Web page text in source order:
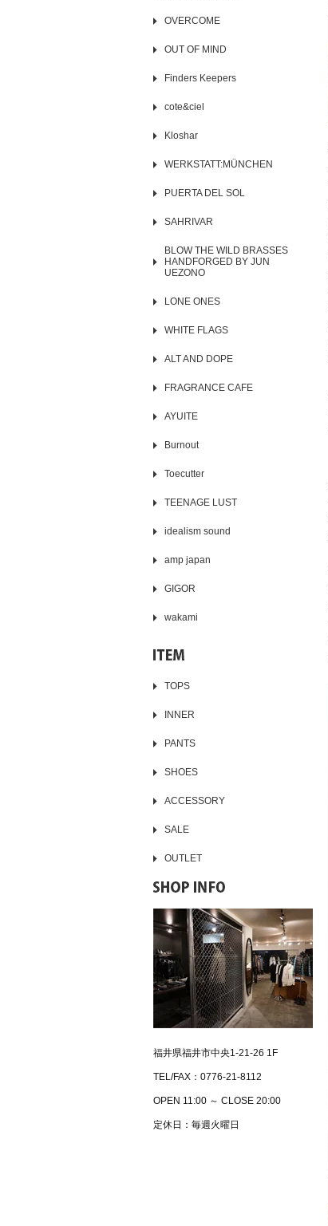
OVERCOME
OUT OF MIND
Finders Keepers
cote&ciel
Kloshar
WERKSTATT:MÜNCHEN
PUERTA DEL SOL
SAHRIVAR
BLOW THE WILD BRASSES
HANDFORGED BY JUN
UEZONO
LONE ONES
WHITE FLAGS
ALT AND DOPE
FRAGRANCE CAFE
AYUITE
Burnout
Toecutter
TEENAGE LUST
idealism sound
amp japan
GIGOR
wakami
TOPS
INNER
PANTS
SHOES
ACCESSORY
SALE
OUTLET
福井県福井市中央1-21-26 1F
TEL/FAX：0776-21-8112
OPEN 11:00 ～ CLOSE 20:00
定休日：毎週火曜日